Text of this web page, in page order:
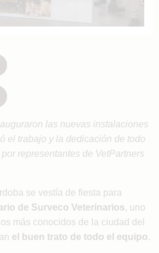
las nuevas instalaciones
el trabajo y la dedicación de todo
representantes de VetPartners
se vestía de fiesta para
de Surveco Veterinarios, uno
más conocidos de la ciudad del
el buen trato de todo el equipo.